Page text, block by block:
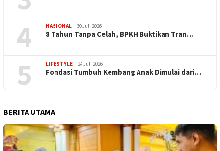
4 NASIONAL 30 Juli 2026
​8 Tahun Tanpa Celah, BPKH Buktikan Tran…
5 LIFESTYLE 24 Juli 2026
Fondasi Tumbuh Kembang Anak Dimulai dari…
BERITA UTAMA